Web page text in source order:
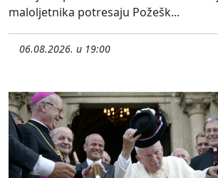
maloljetnika potresaju Požešk...
06.08.2026. u 19:00